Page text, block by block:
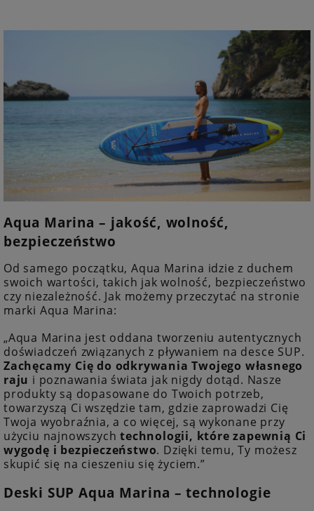
Aqua Marina – jakość, wolność,
bezpieczeństwo
Od samego początku, Aqua Marina idzie z duchem
swoich wartości, takich jak wolność, bezpieczeństwo
czy niezależność. Jak możemy przeczytać na stronie
marki Aqua Marina:
„Aqua Marina jest oddana tworzeniu autentycznych
doświadczeń związanych z pływaniem na desce SUP.
Zachęcamy Cię do odkrywania Twojego własnego
raju i poznawania świata jak nigdy dotąd. Nasze
produkty są dopasowane do Twoich potrzeb,
towarzyszą Ci wszędzie tam, gdzie zaprowadzi Cię
Twoja wyobraźnia, a co więcej, są wykonane przy
użyciu najnowszychtechnologii, które zapewnią Ci
wygodę i bezpieczeństwo. Dzięki temu, Ty możesz
skupić się na cieszeniu się życiem.”
Deski SUP Aqua Marina – technologie